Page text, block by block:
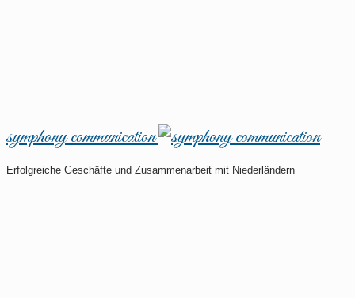
symphony communication
Erfolgreiche Geschäfte und Zusammenarbeit mit Niederländern